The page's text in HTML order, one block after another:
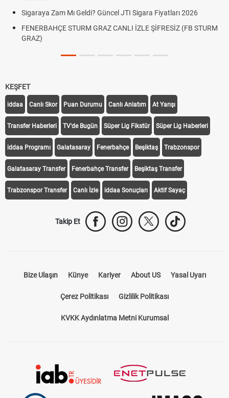
Sigaraya Zam Mı Geldi? Güncel JTI Sigara Fiyatları 2026
FENERBAHÇE STURM GRAZ CANLI İZLE ŞİFRESİZ (FB STURM
GRAZ)
KEŞFET
iddaa Canlı Skor Puan Durumu Canlı Anlatım At Yarışı
Transfer Haberleri TV'de Bugün Süper Lig Fikstür Süper Lig Haberleri
iddaa Programı Galatasaray Fenerbahçe Beşiktaş Trabzonspor
Galatasaray Transfer Fenerbahçe Transfer Beşiktaş Transfer
Trabzonspor Transfer Canlı İzle iddaa Sonuçları Aktif Sayaç
Takip Et
Bize Ulaşın Künye Kariyer About US Yasal Uyarı
Çerez Politikası Gizlilik Politikası
KVKK Aydınlatma Metni Kurumsal